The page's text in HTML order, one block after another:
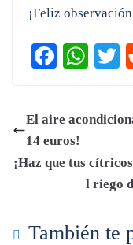
¡Feliz
Fa
ok
W
A
pp
r
El aire
14 euros!
¡Haz que tus
l riego
También te